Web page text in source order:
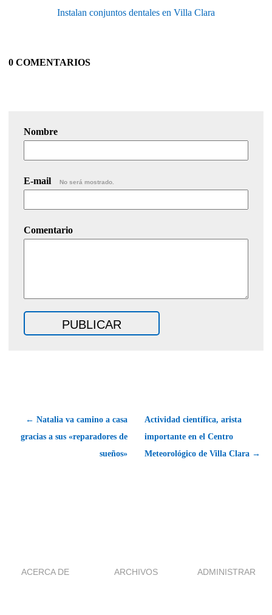
Instalan conjuntos dentales en Villa Clara
0 COMENTARIOS
Nombre
E-mail No será mostrado.
Comentario
← Natalia va camino a casa
gracias a sus «reparadores de
sueños»
Actividad científica, arista
importante en el Centro
Meteorológico de Villa Clara →
ACERCA DE ARCHIVOS ADMINISTRAR